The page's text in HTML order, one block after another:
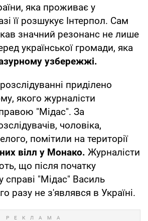
яка проживає у
її розшукує Інтерпол. Сам
значний резонанс не лише
української громади, яка
узбережжі.
приділено
якого журналісти
"Мідас". За
чоловіка,
помітили на території
вілл у Монако. Журналісти
що після початку
справі "Мідас" Василь
разу не з'являвся в Україні.